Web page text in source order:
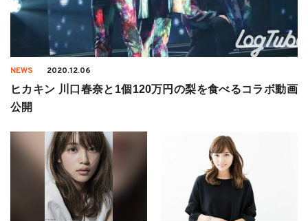
NEWS 2020.12.06
ヒカキン 川口春奈と1個120万円の梨を食べるコラボ動画
公開